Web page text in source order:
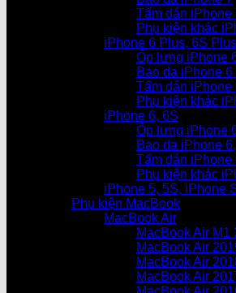
Tấm dán iPhone
Phụ kiện khác
iPhone 6 Plus, 6S Plus
Ốp lưng iPhone
Bao da iPhone
Tấm dán iPhone
Phụ kiện khác
iPhone 6, 6S
Ốp lưng iPhone
Bao da iPhone
Tấm dán iPhone
Phụ kiện khác
iPhone 5, 5S, iPhone
Phụ kiện MacBook
MacBook Air
MacBook Air M1
MacBook Air
MacBook Air
MacBook Air